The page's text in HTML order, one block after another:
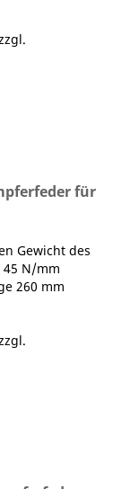
für
Gewicht des
N/mm
260 mm